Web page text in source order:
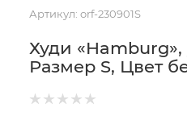
Артикул: orf-230901S
Худи «Hamburg»,
Размер S, Цвет